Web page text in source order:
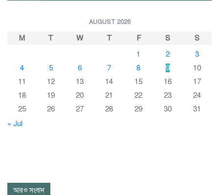
AUGUST 2026
M T W T F S
S
1
2
3
4
5 6 7 8 9
10
11
12 13 14 15 16
17
18
19 20 21 22 23
24
25
26 27 28 29 30
31
« Jul
আরও সংবাদ